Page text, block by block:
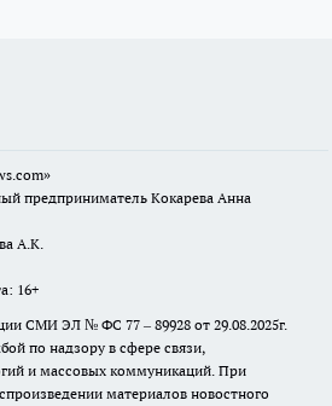
предприниматель Кокарева Анна
А.К.
16+
СМИ ЭЛ № ФС 77 – 89928 от 29.08.2025г.
по надзору в сфере связи,
и массовых коммуникаций. При
материалов новостного